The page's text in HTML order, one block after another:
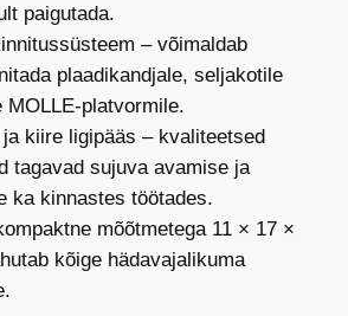
paigutada.
– võimaldab
plaadikandjale, seljakotile
MOLLE-platvormile.
kiire ligipääs – kvaliteetsed
tagavad sujuva avamise ja
ka kinnastes töötades.
mõõtmetega 11 × 17 ×
kõige hädavajalikuma